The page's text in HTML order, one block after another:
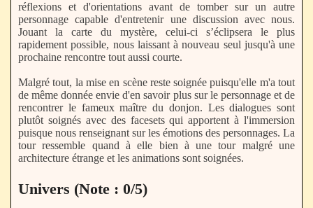
réflexions et d'orientations avant de tomber sur un autre
personnage capable d'entretenir une discussion avec nous.
Jouant la carte du mystère, celui-ci s’éclipsera le plus
rapidement possible, nous laissant à nouveau seul jusqu'à une
prochaine rencontre tout aussi courte.
Malgré tout, la mise en scène reste soignée puisqu'elle m'a tout
de même donnée envie d'en savoir plus sur le personnage et de
rencontrer le fameux maître du donjon. Les dialogues sont
plutôt soignés avec des facesets qui apportent à l'immersion
puisque nous renseignant sur les émotions des personnages. La
tour ressemble quand à elle bien à une tour malgré une
architecture étrange et les animations sont soignées.
Univers (Note : 0/5)